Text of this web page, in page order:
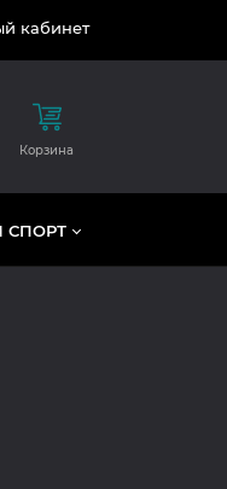
кабинет
Корзина
СПОРТ